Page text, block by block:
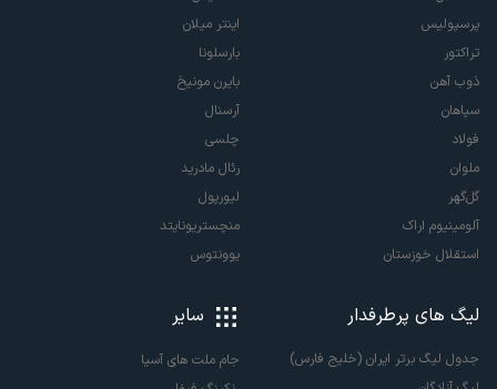
پرسپولیس
تراکتور
ذوب آهن
سپاهان
فولاد
ملوان
گل‌گهر
آلومینیوم اراک
استقلال خوزستان
اینتر میلان
بارسلونا
بایرن مونیخ
آرسنال
چلسی
رئال مادرید
لیورپول
منچستریونایتد
یوونتوس
لیگ های پرطرفدار
جدول لیگ برتر ایران (خلیج فارس)
سایر
جام ملت های آسیا